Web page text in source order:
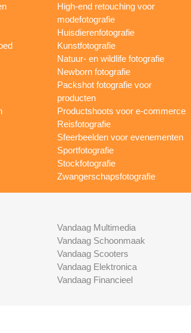
High-end retouching voor
modefotografie
Huisdierenfotografie
Kunstfotografie
Natuur- en wildlife fotografie
Newborn fotografie
Packshot fotografie voor
producten
Productshoots voor e-commerce
Reisfotografie
Sfeerbeelden voor evenementen
Sportfotografie
Stockfotografie
Zwangerschapsfotografie
Vandaag Multimedia
Vandaag Schoonmaak
Vandaag Scooters
Vandaag Elektronica
Vandaag Financieel